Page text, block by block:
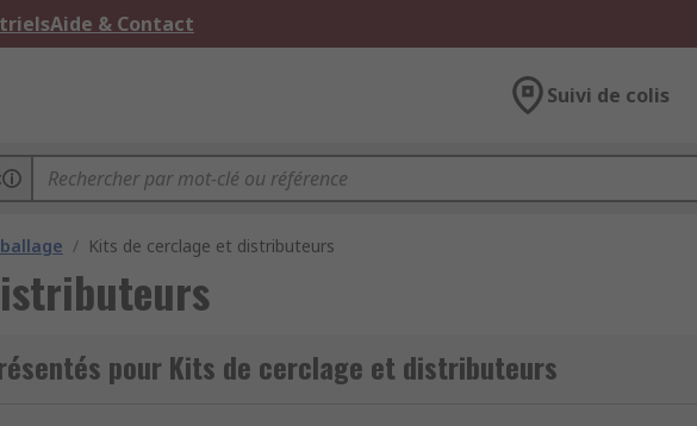
Aide & Contact
Suivi de colis
/ Kits de cerclage et distributeurs
pour Kits de cerclage et distributeurs